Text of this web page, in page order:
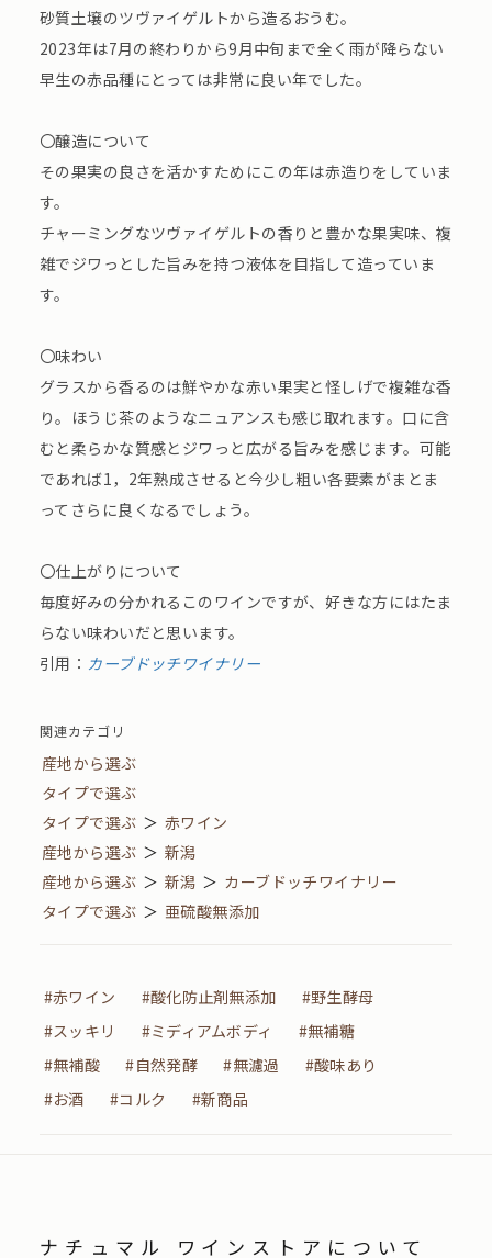
砂質土壌のツヴァイゲルトから造るおうむ。
2023年は7月の終わりから9月中旬まで全く雨が降らない
早生の赤品種にとっては非常に良い年でした。
〇醸造について
その果実の良さを活かすためにこの年は赤造りをしていま
す。
チャーミングなツヴァイゲルトの香りと豊かな果実味、複
雑でジワっとした旨みを持つ液体を目指して造っていま
す。
〇味わい
グラスから香るのは鮮やかな赤い果実と怪しげで複雑な香
り。ほうじ茶のようなニュアンスも感じ取れます。口に含
むと柔らかな質感とジワっと広がる旨みを感じます。可能
であれば1，2年熟成させると今少し粗い各要素がまとま
ってさらに良くなるでしょう。
〇仕上がりについて
毎度好みの分かれるこのワインですが、好きな方にはたま
らない味わいだと思います。
引用： カーブドッチワイナリー
関連カテゴリ
産地から選ぶ
タイプで選ぶ
タイプで選ぶ ＞ 赤ワイン
産地から選ぶ ＞ 新潟
産地から選ぶ ＞ 新潟 ＞ カーブドッチワイナリー
タイプで選ぶ ＞ 亜硫酸無添加
#赤ワイン #酸化防止剤無添加
#野生酵母
#スッキリ
#ミディアムボディ
#無補糖
#無補酸
#自然発酵 #無濾過
#酸味あり
#お酒
#コルク #新商品
ナチュマル ワインストアについて